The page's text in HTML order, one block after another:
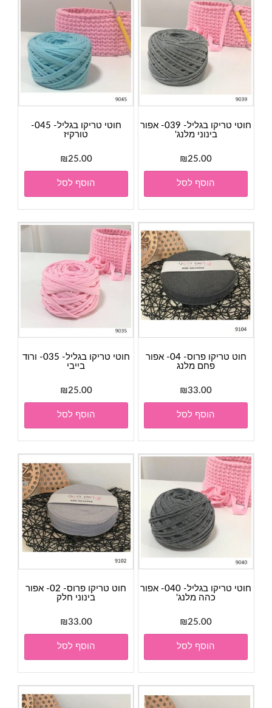
חוטי טריקו בגליל- 039- אפור
בינוני מלנג'
₪25.00
הוסף לסל
חוטי טריקו בגליל- 045-
טורקיז
₪25.00
הוסף לסל
חוט טריקו פרוס- 04- אפור
פחם מלנג
₪33.00
הוסף לסל
חוטי טריקו בגליל- 035- ורוד
בייבי
₪25.00
הוסף לסל
חוטי טריקו בגליל- 040- אפור
כהה מלנג'
₪25.00
הוסף לסל
חוט טריקו פרוס- 02- אפור
בינוני חלק
₪33.00
הוסף לסל